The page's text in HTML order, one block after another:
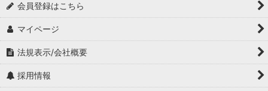
会員登録はこちら
マイページ
法規表示/会社概要
採用情報